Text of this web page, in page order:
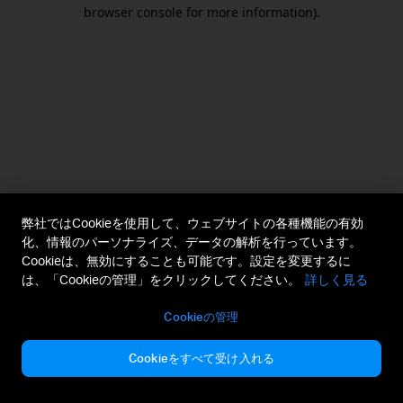
browser console for more information).
弊社ではCookieを使用して、ウェブサイトの各種機能の有効
化、情報のパーソナライズ、データの解析を行っています。
Cookieは、無効にすることも可能です。設定を変更するに
は、「Cookieの管理」をクリックしてください。
詳しく見る
Cookieの管理
Cookieをすべて受け入れる